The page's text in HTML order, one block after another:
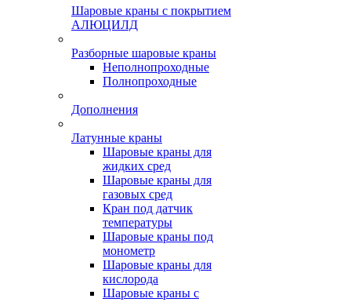
Шаровые краны с покрытием
АЛЮЦИЛД
Разборные шаровые краны
Неполнопроходные
Полнопроходные
Дополнения
Латунные краны
Шаровые краны для
жидких сред
Шаровые краны для
газовых сред
Кран под датчик
температуры
Шаровые краны под
монометр
Шаровые краны для
кислорода
Шаровые краны с